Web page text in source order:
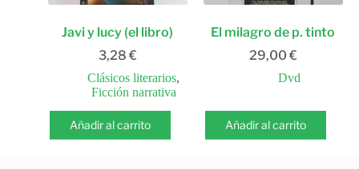
Javi y lucy (el libro)
3,28 €
Clásicos literarios,
Ficción narrativa
Añadir al carrito
El milagro de p. tinto
29,00 €
Dvd
Añadir al carrito